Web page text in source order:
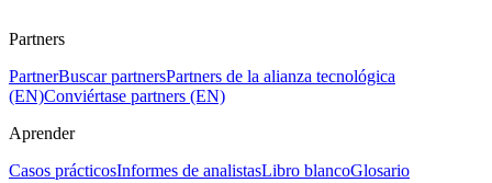
Partners
PartnerBuscar partnersPartners de la alianza tecnológica
(EN)Conviértase partners (EN)
Aprender
Casos prácticosInformes de analistasLibro blancoGlosario